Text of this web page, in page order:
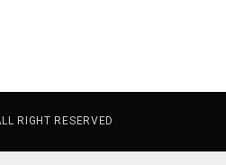
RIGHT RESERVED